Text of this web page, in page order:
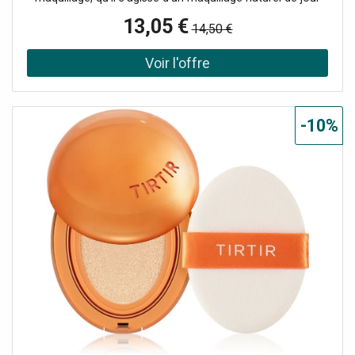
AI Filter Cushion Mini vous aidera à avoir une belle peau. Il
se fond parfaitement avec votre peau et assure une
parfaite unification de teinte. Grâce à sa capacité de
couvrance, il dissimule immédiatement les imperfections
ou les traces d’acné. Vous obtiendrez en un instant une
apparence de couleur unifiée, qui servira de base à tout
maquillage ultérieur. Le produit : effet longue tenue unifie
la teinte du visage hydrate rend la peau plus mate illumine
la peau excellente capacité de couverture n’obstrue pas
les pores application simple lisse la surface du visage ne
crée aucun effet masque la superposition de plusieurs
couches augmente l’intensité du maquillage Composition
du produit : niacinamide – favorise l’éclat de la peau,
réduit les taches pigmentaires, lisse le teint et sa texture
irrégulière, aide à renforcer la barrière protectrice cutanée
et améliore ainsi le niveau d’hydratation de la peau aloe
vera – procure un puissant effet hydratant et
régénérateur, a des propriétés antioxydantes, aide à
protéger contre les radicaux libres et le dessèchement
13,05 € 14,50 €
-10%